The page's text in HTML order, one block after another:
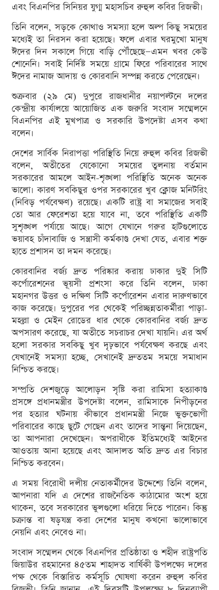
এবং বিএনপির সিনিয়র যুগ্ম মহাসচিব রুহুল কবির রিজভী।
তিনি বলেন, সড়কে কোথাও সমস্যা হলে অল্প কিছু সময়ের
মধ্যেই তা নিরসন করা হয়েছে। ফলে এবার ঘরমুখো মানুষ
ঈদের দিন সকালে গিয়ে বাড়ি পৌঁছেছে—এমন খবর কেউ
শোনেনি। সবাই নির্দিষ্ট সময়ে গ্রামে ফিরে পরিবারের সাথে
ঈদের নামাজ আদায় ও কোরবানি সম্পন্ন করতে পেরেছেন।
শুক্রবার (২৯ মে) দুপুরে রাজধানীর নয়াপল্টনে দলের
কেন্দ্রীয় কার্যালয়ে আয়োজিত এক জরুরি সংবাদ সম্মেলনে
বিএনপির এই মুখপাত্র ও সরকারি উপদেষ্টা এসব কথা
বলেন।
দেশের সার্বিক নিরাপত্তা পরিস্থিতি নিয়ে রুহুল কবির রিজভী
বলেন, অতীতের যেকোনো সময়ের তুলনায় বর্তমান
সরকারের আমলে আইন-শৃঙ্খলা পরিস্থিতি অনেক অনেক
ভালো। কারণ সবকিছুর ওপর সরকারের খুব ক্লোজ মনিটরিং
(নিবিড় পর্যবেক্ষণ) রয়েছে। একটি রাষ্ট্র বা সমাজের সবাই
তো আর ফেরেশতা হয়ে যাবে না, তবে পরিস্থিতি একটি
সুশৃঙ্খল পর্যায়ে আছে। আগে যেখানে গরুর হাটগুলোতে
ভয়াবহ চাঁদাবাজি ও সন্ত্রাসী কর্মকাণ্ড দেখা যেত, এবার শক্ত
হাতে প্রশাসন তা দমন করেছে।
কোরবানির বর্জ্য দ্রুত পরিষ্কার করায় ঢাকার দুই সিটি
কর্পোরেশনের ভূয়সী প্রশংসা করে তিনি বলেন, ঢাকা
মহানগর উত্তর ও দক্ষিণ সিটি কর্পোরেশন এবার দারুণভাবে
কাজ করেছে। দুপুরের পর থেকেই পরিচ্ছন্নতাকর্মীরা পাড়া-
মহল্লা ও মেইন রোডের ধার থেকে কোরবানির বর্জ্য দ্রুত
অপসারণ করেছে, যা অতীতে সচরাচর দেখা যায়নি। এর অর্থ
হলো সরকার সবকিছু খুব দৃঢ়ভাবে পর্যবেক্ষণ করছে এবং
যেখানেই সমস্যা হচ্ছে, সেখানেই দ্রুততম সময়ে সমাধান
নিশ্চিত করছে।
সম্প্রতি দেশজুড়ে আলোড়ন সৃষ্টি করা রামিসা হত্যাকাণ্ড
প্রসঙ্গে প্রধানমন্ত্রীর উপদেষ্টা বলেন, রামিসাকে নিপীড়নের
পর হত্যার ঘটনায় কীভাবে প্রধানমন্ত্রী নিজে ভুক্তভোগী
পরিবারের কাছে ছুটে গেছেন এবং তাদের সান্ত্বনা দিয়েছেন,
তা আপনারা দেখেছেন। অপরাধীকে ইতিমধ্যেই আইনের
আওতায় আনা হয়েছে এবং আদালত অতি দ্রুত এর বিচার
নিশ্চিত করবেন।
এ সময় বিরোধী দলীয় নেতাকর্মীদের উদ্দেশ্যে তিনি বলেন,
আপনারা যদি এ দেশের রাজনৈতিক কাঠামোর অংশ হয়ে
থাকেন, তবে সরকারের ভুলগুলো ধরিয়ে দিতে পারেন। কিন্তু
চক্রান্ত বা ষড়যন্ত্র করা দেশের মানুষ কখনো ভালোভাবে
নেয়নি এবং নেবেও না।
সংবাদ সম্মেলন থেকে বিএনপির প্রতিষ্ঠাতা ও শহীদ রাষ্ট্রপতি
জিয়াউর রহমানের ৪৫তম শাহাদত বার্ষিকী উপলক্ষ্যে দলের
পক্ষ থেকে বিস্তারিত কর্মসূচি ঘোষণা করেন রুহুল কবির